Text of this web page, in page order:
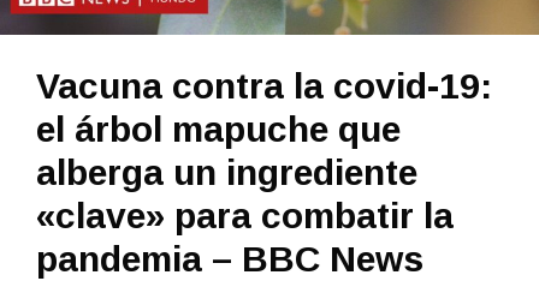
Vacuna contra la covid-19:
el árbol mapuche que
alberga un ingrediente
«clave» para combatir la
pandemia – BBC News